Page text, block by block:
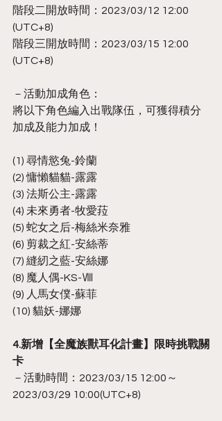
階段二開放時間：2023/03/12 12:00
(UTC+8)
階段三開放時間：2023/03/15 12:00
(UTC+8)
－活動加成角色：
將以下角色編入出戰隊伍，可獲得積分
加成及能力加成！
(1) 尋情慾兔-鈴蘭
(2) 慵懶貓貓-露露
(3) 法斯公主-露露
(4) 未來勇者-牧愛菈
(5) 蛇女之后-梅絲米奈雅
(6) 剪裁之紅-安絲蒂
(7) 縫紉之藍-安絲娜
(8) 魔人偶-KS-Ⅷ
(9) 人馬女僕-蘇菲
(10) 貓妖-娜娜
4.新增【全魔族獸耳化計畫】限時挑戰關
卡
－活動時間：2023/03/15 12:00～
2023/03/29 10:00(UTC+8)